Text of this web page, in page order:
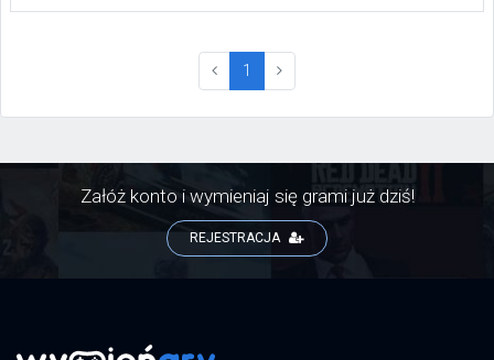
1 (current)
Załóż konto i wymieniaj się grami już dziś!
REJESTRACJA